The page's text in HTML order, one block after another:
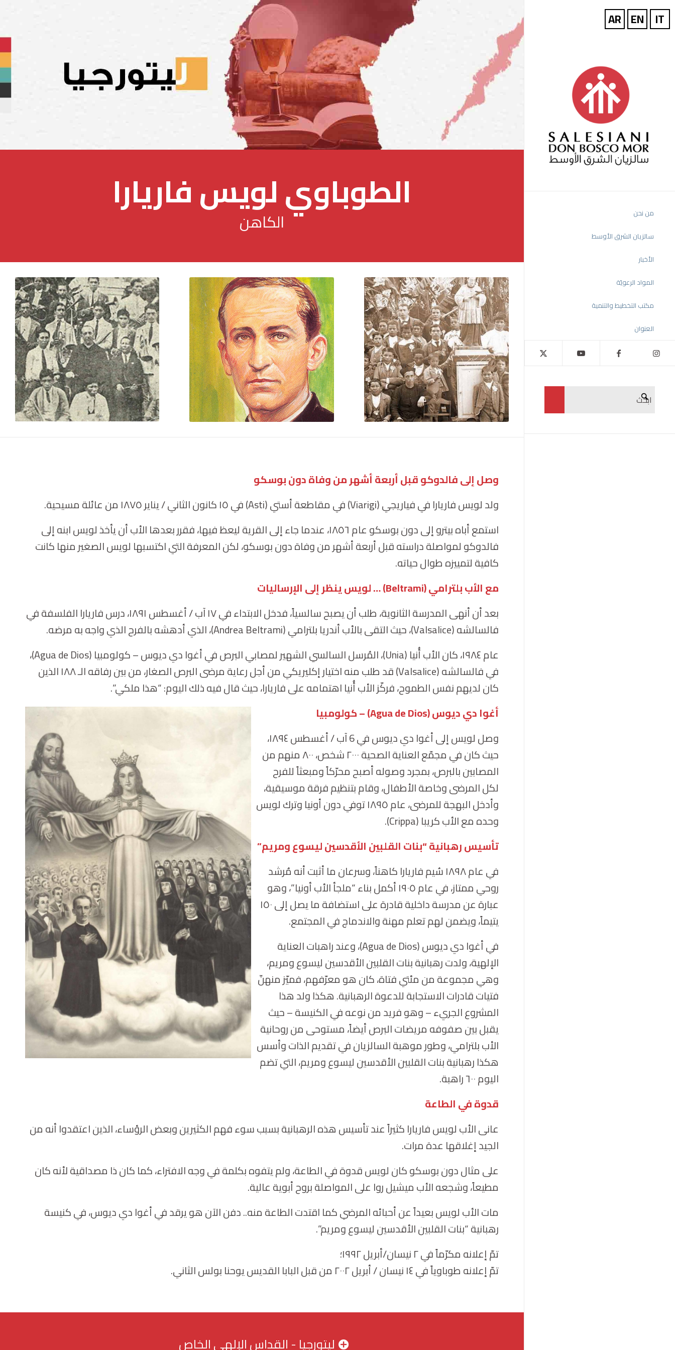
من نحن
سالزيان الشرق الأوسط
الأخبار
المواد الرعويّة
مكتب التخطيط والتنمية
العنوان
الطوباوي لويس فاريارا
الكاهن
وصل إلى فالدوكو قبل أربعة أشهر من وفاة دون بوسكو
ولد لويس فاريارا في فياريجي (Viarigi
)فيمقاطعة أستي (Asti) في ١٥ كانون الثاني / يناير ١٨٧٥ من عائلة مسيحية.
استمع أباه بيترو إلى دون بوسكو عام ١٨٥٦، عندما جاء إلى القرية ليعظ فيها، فقرر بعدها الأب أن يأخذ لويس ابنه إلى
فالدوكو لمواصلة دراسته قبل أربعة أشهر من وفاة دون بوسكو، لكن المعرفة التي اكتسبها لويس الصغير منها كانت
كافية لتمييزه طوال حياته.
مع الأب بلترامي (Beltrami) … لويس ينظر إلى الإرساليات
بعد أن أنهى المدرسة الثانوية، طلب أن يصبح سالسياً، فدخل الابتداء في ١٧ آب / أغسطس ١٨٩١، درس فاريارا الفلسفة في
فالسالشه (Valsalice)، حيث التقى بالأب أندريا بلترامي (Andrea Beltrami)، الذي أدهشه بالفرح الذي واجه به مرضه.
عام ١٩٨٤، كان الأب أُنيا (
Unia)، المُرسل السالسي الشهير لمصابي البرص في أغوا دي ديوس – كولومبيا (Agua de Dios)،
في فالسالشه (Valsalice
) قد طلب منه اختيار إكليريكي من أجل رعاية مرضى البرص الصغار، من بين رفاقه الـ ١٨٨ الذين
كان لديهم نفس الطموح، فركّز الأب أُنيا اهتمامه على فاريارا، حيث قال فيه ذلك اليوم: “هذا ملكي”.
أغوا دي ديوس (Agua de Dios) – كولومبيا
وصل لويس إلى أغوا دي ديوس في 6 آب / أغسطس ١٨٩٤،
حيث كان في مجمّع العناية الصحية ٢٠٠٠ شخص، ٨٠٠ منهم من
المصابين بالبرص، بمجرد وصوله أصبح محرّكاً ومبعثاً للفرح
لكل المرضى وخاصة الأطفال، وقام بتنظيم فرقة موسيقية،
وأدخل البهجة للمرضى، عام ١٨٩٥ توفي دون أونيا وترك لويس
وحده مع الأب كريبا (Crippa
).
تأسيس رهبانية “بنات القلبين الأقدسين ليسوع ومريم”
في عام ١٨٩٨ سُيم فاريارا كاهناً، وسرعان ما أثبت أنه مُرشد
روحي ممتاز، في عام ١٩٠٥ أكمل بناء “ملجأ الأب أونيا”، وهو
عبارة عن مدرسة داخلية قادرة على استضافة ما يصل إلى ١٥٠
يتيماً، ويضمن لهم تعلم مهنة والاندماج في المجتمع.
في أغوا دي ديوس (Agua de Dios)، وعند راهبات العناية
الإلهية، ولدت رهبانية بنات القلبين الأقدسين ليسوع ومريم،
وهي مجموعة من مئتي فتاة، كان هو معرّفهم، فميّز منهنّ
فتيات قادرات الاستجابة للدعوة الرهبانية. هكذا ولد هذا
المشروع الجريء – وهو فريد من نوعه في الكنيسة – حيث
يقبل بين صفوفه مريضات البرص أيضاً، مستوحى من روحانية
الأب بلترامي، وطور موهبة السالزيان في تقديم الذات وأسس
هكذا رهبانية بنات القلبين الأقدسين ليسوع ومريم، التي تضم
اليوم ٦٠٠ راهبة.
قدوة في الطاعة
عانى الأب لويس فاريارا كثيراً عند تأسيس هذه الرهبانية بسبب سوء فهم الكثيرين وبعض الرؤساء، الذين اعتقدوا أنه من
الجيد إغلاقها عدة مرات.
على مثال دون بوسكو كان لويس قدوة في الطاعة، ولم يتفوه بكلمة في وجه الافتراء، كما كان ذا مصداقية لأنه كان
مطيعاً، وشجعه الأب ميشيل روا على المواصلة بروح أبوية عالية.
مات الأب لويس بعيداً عن أحبائه المرضي كما اقتدت الطاعة منه.. دفن الآن هو يرقد في أغوا دي ديوس، في كنيسة
رهبانية “بنات القلبين الأقدسين ليسوع ومريم”.
تمّ إعلانه مكرّماً في ٢ نيسان/أبريل ١٩٩٢؛
تمّ إعلانه طوباوياً في ١٤ نيسان / أبريل ٢٠٠٢ من قبل البابا القديس يوحنا بولس الثاني.
ليتورجيا - القداس الإلهي الخاص